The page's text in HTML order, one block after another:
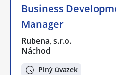
Business
Manager
Rubena, s.r.o.
Náchod
Plný úvazek